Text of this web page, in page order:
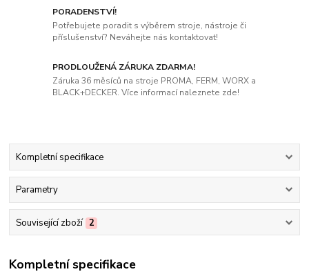
PORADENSTVÍ!
Potřebujete poradit s výběrem stroje, nástroje či
příslušenství? Neváhejte nás kontaktovat!
PRODLOUŽENÁ ZÁRUKA ZDARMA!
Záruka 36 měsíců na stroje PROMA, FERM, WORX a
BLACK+DECKER. Více informací naleznete zde!
Kompletní specifikace
Parametry
Související zboží 2
Kompletní specifikace